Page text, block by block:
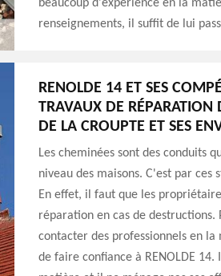
beaucoup d'expérience en la
renseignements, il suffit de lui
RENOLDE 14 ET SES
TRAVAUX DE RÉPARATION
DE LA CROUPTE ET SES
Les cheminées sont des conduits
niveau des maisons. C'est par
En effet, il faut que les
réparation en cas de
contacter des professionnels en
de faire confiance à RENOLDE